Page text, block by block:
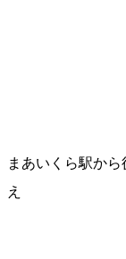
まあいくら駅か
え